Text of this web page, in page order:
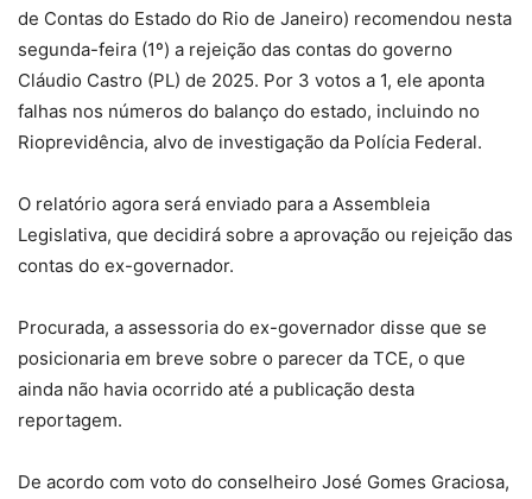
de Contas do Estado do Rio de Janeiro) recomendou nesta
segunda-feira (1º) a rejeição das contas do governo
Cláudio Castro (PL) de 2025. Por 3 votos a 1, ele aponta
falhas nos números do balanço do estado, incluindo no
Rioprevidência, alvo de investigação da Polícia Federal.
O relatório agora será enviado para a Assembleia
Legislativa, que decidirá sobre a aprovação ou rejeição das
contas do ex-governador.
Procurada, a assessoria do ex-governador disse que se
posicionaria em breve sobre o parecer da TCE, o que
ainda não havia ocorrido até a publicação desta
reportagem.
De acordo com voto do conselheiro José Gomes Graciosa,